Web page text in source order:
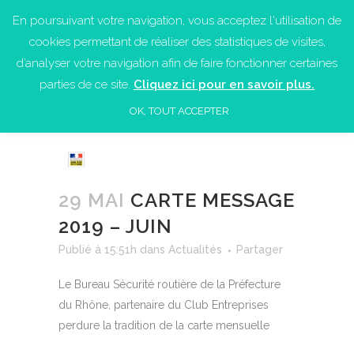
29 MAI CARTE MESSAGE
2019 – JUIN
Publié à 15:51h dans Actualités Partager
Le Bureau Sécurité routière de la Préfecture
du Rhône, partenaire du Club Entreprises
perdure la tradition de la carte mensuelle
En poursuivant votre navigation, vous acceptez l'utilisation de
cookies permettant de réaliser des statistiques de visites,
d’analyser votre navigation afin de faire fonctionner certaines
parties de ce site. Cliquez ici pour en savoir plus.
OK, TOUT ACCEPTER